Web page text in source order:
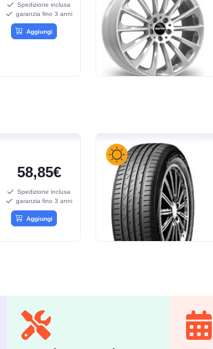
Spedizione inclusa
garanzia fino 3 anni
Aggiungi
58,85€
Spedizione inclusa
garanzia fino 3 anni
Aggiungi